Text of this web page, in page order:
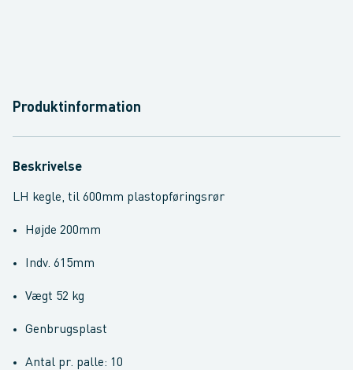
Produktinformation
Beskrivelse
LH kegle, til 600mm plastopføringsrør
Højde 200mm
Indv. 615mm
Vægt 52 kg
Genbrugsplast
Antal pr. palle: 10